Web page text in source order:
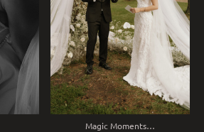
Magic Moments…